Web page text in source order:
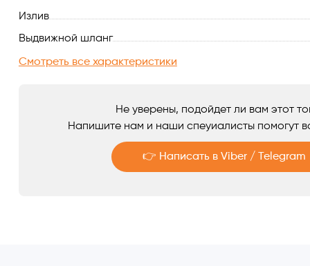
Аксессуары
Излив
Выдвижной шланг
Смотреть все характеристики
Не уверены, подойдет ли вам этот
Напишите нам и наши спеуиалисты помогут
👉 Написать в Viber / Telegram